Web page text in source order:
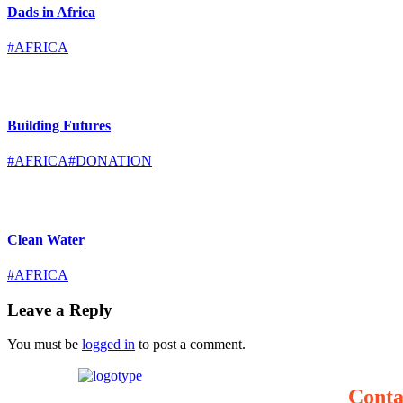
Dads in Africa
#AFRICA
Building Futures
#AFRICA#DONATION
Clean Water
#AFRICA
Leave a Reply
You must be logged in to post a comment.